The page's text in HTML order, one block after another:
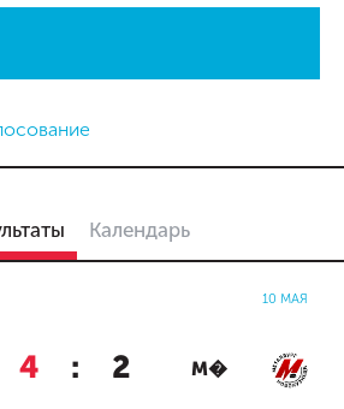
Календарь
10 МАЯ
4 : 2 М�